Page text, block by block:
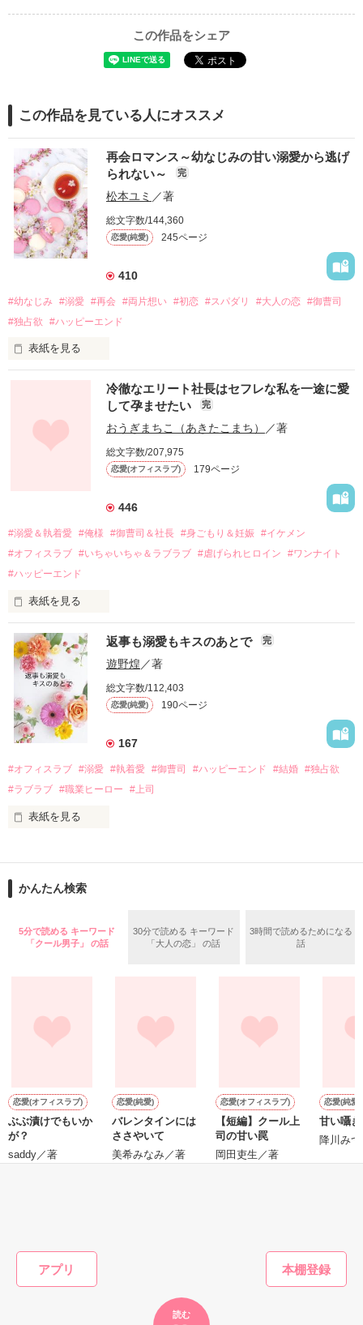
アプリ
読む
この作品をシェア
この作品を見ている人にオススメ
再会ロマンス～幼なじみの甘い溺愛から逃げ
られない～
完
松本ユミ ／著
総文字数/144,360
恋愛(純愛) 245ページ
410
#幼なじみ #溺愛 #再会 #両片想い #初恋 #スパダリ #大人の恋 #御曹司
#独占欲
#ハッピーエンド
表紙を見る
幼なじみの哲平に淡い恋心を抱いていた美桜。
しかし、ある出来事をきっかけに二人の関係は壊れてしまう。
関係修復もできないまま、美桜は両親の離婚によって
引っ越すことになり、哲平とも離れ離れになった。
それから約十二年後。
過去の傷から、二度と会いたくないと思っていた哲平に
運命のような再会を果たす。
酔った勢いで一夜を共にしてしまった。
さらに、美桜が初めてだと知った哲平は
『責任をとる、結婚しよう』と真っ直ぐに告げてきた。
戸惑う美桜とは裏腹に、好きという気持ちを隠すことなく
甘やかしてくる。
そんなある日、哲平は美桜がストーカー被害に
遭っていることを知る。
美桜を守るため、哲平は同居を提案してきて――。
夏木美桜(なつきみお)
鳴海哲平 (なるみてっぺい)
2026.6.5～2026.7.25
＊以前、公開していた話の改稿版です＊
作品を読む
冷徹なエリート社長はセフレな私を一途に愛
して孕ませたい
完
おうぎまちこ（あきたこまち） ／著
総文字数/207,975
恋愛(オフィスラブ) 179ページ
446
#溺愛＆執着愛 #俺様 #御曹司＆社長 #身ごもり＆妊娠 #イケメン
#オフィスラブ #いちゃいちゃ＆ラブラブ #虐げられヒロイン
#ワンナイト
#ハッピーエンド
表紙を見る
おかしな噂を流されて前の職場でうまくいかなかった梅田美
桜は、海外で傷心旅行をしていたところ、日本人美青年と出会
い、酒の勢いもあり一夜限りの関係となる。
帰国後、美桜は新しい職場でワンナイトした美青年と再会。
なんと彼の正体は、とある財閥御曹司にも関わらず、一族を離
れて起業した新進気鋭の実業家、社内でも冷徹だと評判な社長
――御影恭司その人だったのだ――！
なぜか恭司から飼い猫の世話係を命じられた美桜は、猫の世
の関係となってしまい――？
返事も溺愛もキスのあとで 完
遊野煌 ／著
総文字数/112,403
恋愛(純愛) 190ページ
167
#オフィスラブ #溺愛 #執着愛 #御曹司 #ハッピーエンド #結婚 #独占欲
#ラブラブ #職業ヒーロー #上司
表紙を見る
ションの企画戦略室で働いている。
めた、同期で恋人の石垣守（26）がいるのだが、後輩の姫原由
いた。
守と由羅から『便利屋雛子』と馬鹿にされ、一人こっそり泣い
鷹哉『宜しくな、俺の雛子』🦅
雛子『俺の……ひぃ、雛子？！！！』🐥
※表紙も作中使用の画像も全てフリー素材です。
※執筆期間2026.6.3〜7.20完結です。
※他サイトさんにて恋愛トレンド1位でした〜良かったら読ん
かんたん検索
5分で読める キーワード
「クール男子」 の話
30分で読める キーワード
「大人の恋」 の話
3時間で読めるためになる
話
恋愛(オフィスラブ)
ぶぶ漬けでもいか
が？
saddy／著
恋愛(純愛)
バレンタインには
ささやいて
美希みなみ／著
恋愛(オフィスラブ)
【短編】クール上
司の甘い罠
岡田吏生／著
恋愛(純愛)
甘い囁
降川み